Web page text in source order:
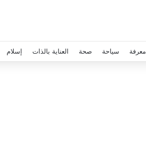
معرفة سياحة صحة العناية بالذات إسلام